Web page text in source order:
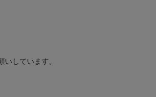
しています。